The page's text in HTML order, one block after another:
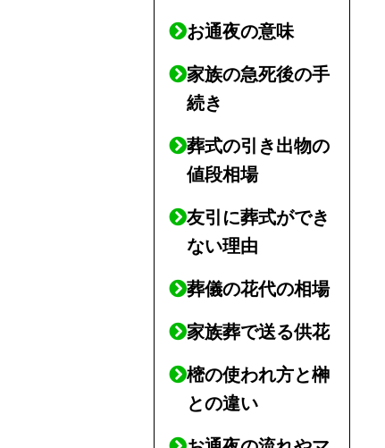
お通夜の意味
家族の急死後の手
続き
葬式の引き出物の
値段相場
友引に葬式ができ
ない理由
葬儀の花代の相場
家族葬で送る供花
樒の使われ方と榊
との違い